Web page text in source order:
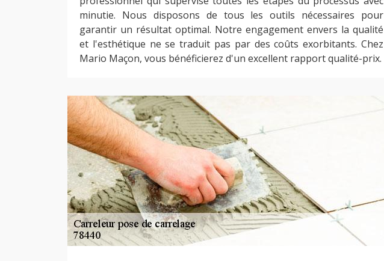
minutie. Nous disposons de tous les outils nécessaires pour
garantir un résultat optimal. Notre engagement envers la qualité
et l'esthétique ne se traduit pas par des coûts exorbitants. Chez
Mario Maçon, vous bénéficierez d'un excellent rapport qualité-prix.